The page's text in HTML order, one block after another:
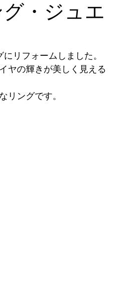
・ジュエ
リフォームしました。
ヤの輝きが美しく見える
リングです。